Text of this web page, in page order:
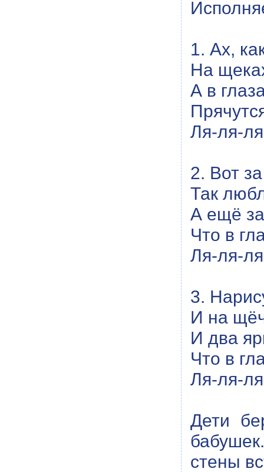
1. Ах,
На
А в
Ля-ля-
2. Вот
Так
А ещё
Что в
Ля-ля-
3.
И на
И два
Что в
Ля-ля-
Дети
стены